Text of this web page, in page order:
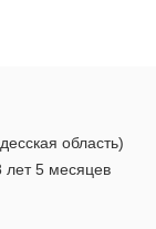
область)
лет 5 месяцев